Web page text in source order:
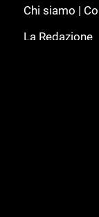
Chi siamo |
La Redazione